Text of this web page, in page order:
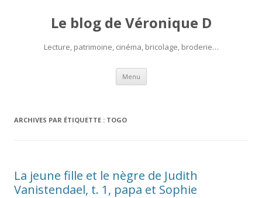
Le blog de Véronique D
Lecture, patrimoine, cinéma, bricolage, broderie…
Menu Aller
contenu
ARCHIVES PAR ÉTIQUETTE : TOGO
La jeune fille et le nègre de Judith
Vanistendael, t. 1, papa et Sophie